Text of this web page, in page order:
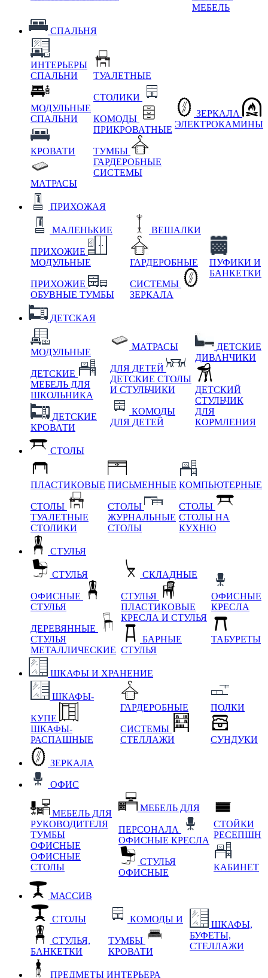
МЕБЕЛЬ
СПАЛЬНЯ
ИНТЕРЬЕРЫ
СПАЛЬНИ
МОДУЛЬНЫЕ
СПАЛЬНИ
КРОВАТИ
МАТРАСЫ
ТУАЛЕТНЫЕ
СТОЛИКИ
КОМОДЫ
ПРИКРОВАТНЫЕ
ТУМБЫ
ГАРДЕРОБНЫЕ
СИСТЕМЫ
ЗЕРКАЛА
ЭЛЕКТРОКАМИНЫ
ПРИХОЖАЯ
МАЛЕНЬКИЕ
ПРИХОЖИЕ
МОДУЛЬНЫЕ
ПРИХОЖИЕ
ОБУВНЫЕ ТУМБЫ
ВЕШАЛКИ
ГАРДЕРОБНЫЕ
СИСТЕМЫ
ЗЕРКАЛА
ПУФИКИ И
БАНКЕТКИ
ДЕТСКАЯ
МОДУЛЬНЫЕ
ДЕТСКИЕ
МЕБЕЛЬ ДЛЯ
ШКОЛЬНИКА
ДЕТСКИЕ
КРОВАТИ
МАТРАСЫ
ДЛЯ ДЕТЕЙ
ДЕТСКИЕ СТОЛЫ
И СТУЛЬЧИКИ
КОМОДЫ
ДЛЯ ДЕТЕЙ
ДЕТСКИЕ
ДИВАНЧИКИ
ДЕТСКИЙ
СТУЛЬЧИК
ДЛЯ
КОРМЛЕНИЯ
СТОЛЫ
ПЛАСТИКОВЫЕ
СТОЛЫ
ТУАЛЕТНЫЕ
СТОЛИКИ
ПИСЬМЕННЫЕ
СТОЛЫ
ЖУРНАЛЬНЫЕ
СТОЛЫ
КОМПЬЮТЕРНЫЕ
СТОЛЫ
СТОЛЫ НА
КУХНЮ
СТУЛЬЯ
СТУЛЬЯ
ОФИСНЫЕ
СТУЛЬЯ
ДЕРЕВЯННЫЕ
СТУЛЬЯ
МЕТАЛЛИЧЕСКИЕ
СКЛАДНЫЕ
СТУЛЬЯ
ПЛАСТИКОВЫЕ
КРЕСЛА И СТУЛЬЯ
БАРНЫЕ
СТУЛЬЯ
ОФИСНЫЕ
КРЕСЛА
ТАБУРЕТЫ
ШКАФЫ И ХРАНЕНИЕ
ШКАФЫ-
КУПЕ
ШКАФЫ-
РАСПАШНЫЕ
ГАРДЕРОБНЫЕ
СИСТЕМЫ
СТЕЛЛАЖИ
ПОЛКИ
СУНДУКИ
ЗЕРКАЛА
ОФИС
МЕБЕЛЬ ДЛЯ
РУКОВОДИТЕЛЯ
ТУМБЫ
ОФИСНЫЕ
ОФИСНЫЕ
СТОЛЫ
МЕБЕЛЬ ДЛЯ
ПЕРСОНАЛА
ОФИСНЫЕ КРЕСЛА
СТУЛЬЯ
ОФИСНЫЕ
СТОЙКИ
РЕСЕПШН
КАБИНЕТ
МАССИВ
СТОЛЫ
СТУЛЬЯ,
БАНКЕТКИ
КОМОДЫ И
ТУМБЫ
КРОВАТИ
ШКАФЫ,
БУФЕТЫ,
СТЕЛЛАЖИ
ПРЕДМЕТЫ ИНТЕРЬЕРА